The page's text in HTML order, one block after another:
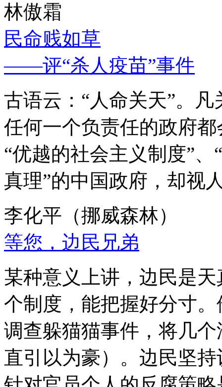
林傲霜
民命贱如草
——评“杀人疫苗”事件
古语云：“人命关天”。
任何一个负责任的政府
“优越的社会主义制度”
真理”的中国政府，却视
李化平（挪威森林）
等您，边民兄弟
某种意义上讲，边民是
个制度，能把握好分寸
调查躲猫猫事件，将几
直引以为豪）。边民坚